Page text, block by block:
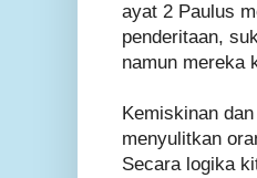
ayat 2 Paulus
penderitaan,
namun mereka
Kemiskinan
menyulitkan
Secara logika